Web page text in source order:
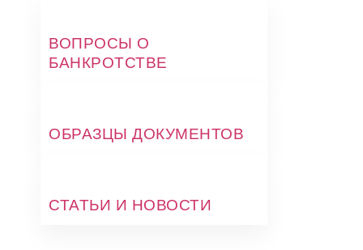
ВОПРОСЫ О
БАНКРОТСТВЕ
ОБРАЗЦЫ ДОКУМЕНТОВ
СТАТЬИ И НОВОСТИ